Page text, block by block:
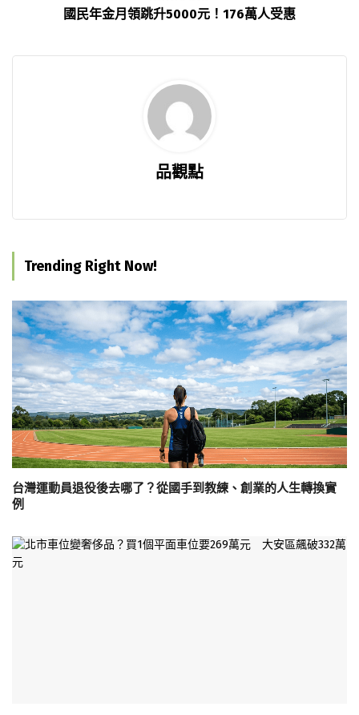
國民年金月領跳升5000元！176萬人受惠
品觀點
Trending Right Now!
台灣運動員退役後去哪了？從國手到教練、創業的人生轉換實
例